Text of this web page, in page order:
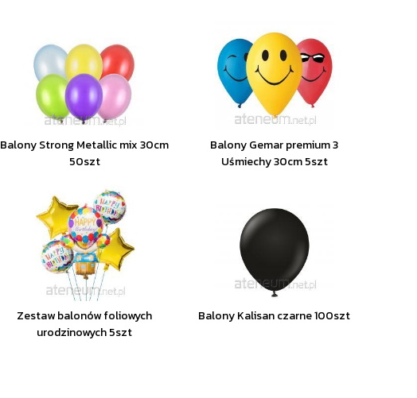
Balony Strong Metallic mix 30cm
50szt
Balony Gemar premium 3
Uśmiechy 30cm 5szt
Zestaw balonów foliowych
urodzinowych 5szt
Balony Kalisan czarne 100szt